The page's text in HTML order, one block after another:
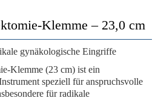
Klemme – 23,0 cm
gynäkologische Eingriffe
Klemme (23 cm) ist ein
speziell für anspruchsvolle
für radikale